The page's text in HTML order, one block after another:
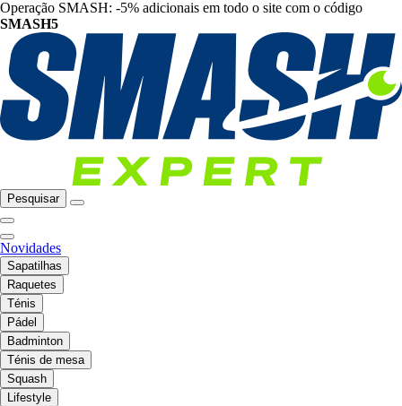
Operação SMASH: -5% adicionais em todo o site com o código
SMASH5
Pesquisar
Novidades
Sapatilhas
Raquetes
Ténis
Pádel
Badminton
Ténis de mesa
Squash
Lifestyle